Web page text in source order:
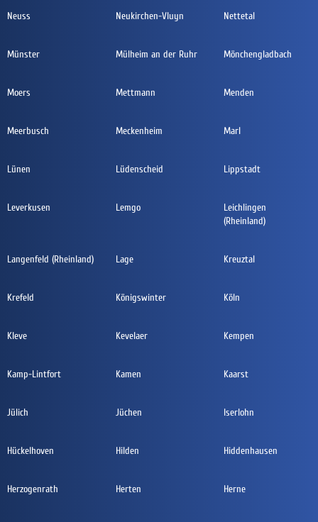
Neuss Neukirchen-Vluyn Nettetal
Münster Mülheim an der Ruhr Mönchengladbach
Moers Mettmann Menden
Meerbusch Meckenheim Marl
Lünen Lüdenscheid Lippstadt
Leverkusen Lemgo
Leichlingen
(Rheinland)
Langenfeld (Rheinland) Lage Kreuztal
Krefeld Königswinter Köln
Kleve Kevelaer Kempen
Kamp-Lintfort Kamen Kaarst
Jülich Jüchen Iserlohn
Hückelhoven Hilden Hiddenhausen
Herzogenrath Herten Herne